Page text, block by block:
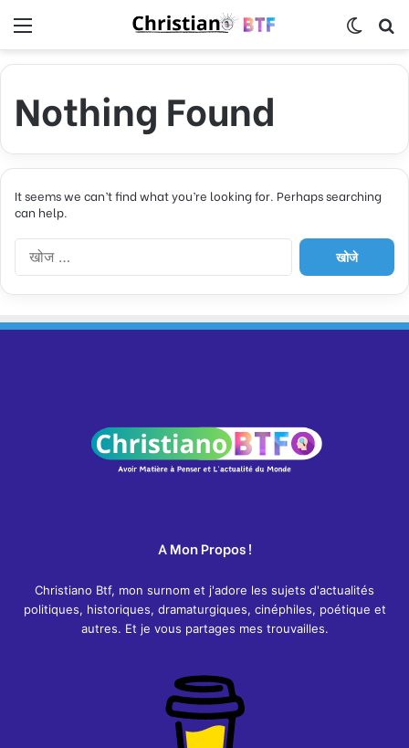
Nothing Found
It seems we can’t find what you’re looking for. Perhaps searching
can help.
नि
म्न
जें
A Mon Propos !
Christiano Btf, mon surnom et j'adore les sujets d'actualités
politiques, historiques, dramaturgiques, cinéphiles, poétique et
autres. Et je vous partages mes trouvailles.